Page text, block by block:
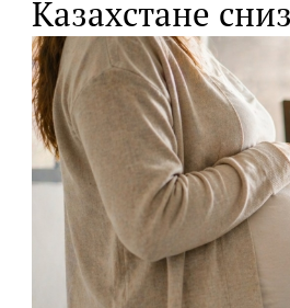
Казахстане